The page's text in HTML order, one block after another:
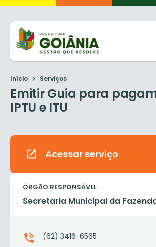
Início Serviços
Emitir Guia para
IPTU e ITU
Acessar serviço
ÓRGÃO RESPONSÁVEL
Secretaria Municipal da
(62) 3416-6565